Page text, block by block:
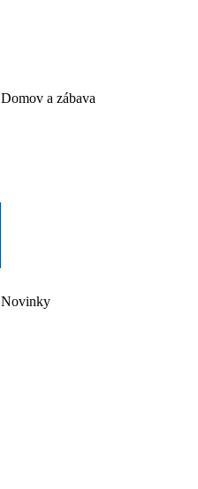
Domov a zábava
Novinky